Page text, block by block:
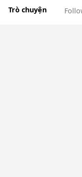
Trò chuyện